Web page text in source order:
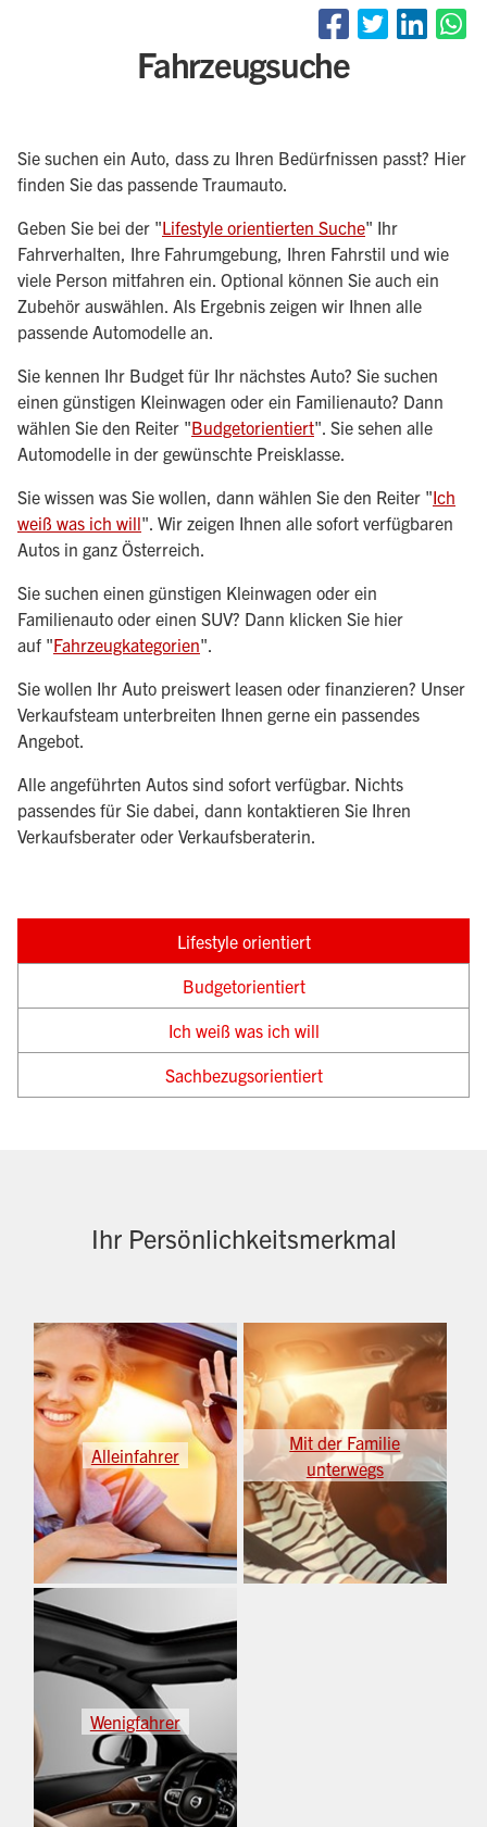
Fahrzeugsuche
Sie suchen ein Auto, dass zu Ihren Bedürfnissen passt? Hier
finden Sie das passende Traumauto.
Geben Sie bei der "Lifestyle orientierten Suche" Ihr
Fahrverhalten, Ihre Fahrumgebung, Ihren Fahrstil und wie
viele Person mitfahren ein. Optional können Sie auch ein
Zubehör auswählen. Als Ergebnis zeigen wir Ihnen alle
passende Automodelle an.
Sie kennen Ihr Budget für Ihr nächstes Auto? Sie suchen
einen günstigen Kleinwagen oder ein Familienauto? Dann
wählen Sie den Reiter "Budgetorientiert". Sie sehen alle
Automodelle in der gewünschte Preisklasse.
Sie wissen was Sie wollen, dann wählen Sie den Reiter "Ich
weiß was ich will". Wir zeigen Ihnen alle sofort verfügbaren
Autos in ganz Österreich.
Sie suchen einen günstigen Kleinwagen oder ein
Familienauto oder einen SUV? Dann klicken Sie hier
auf "Fahrzeugkategorien".
Sie wollen Ihr Auto preiswert leasen oder finanzieren? Unser
Verkaufsteam unterbreiten Ihnen gerne ein passendes
Angebot.
Alle angeführten Autos sind sofort verfügbar. Nichts
passendes für Sie dabei, dann kontaktieren Sie Ihren
Verkaufsberater oder Verkaufsberaterin.
Lifestyle orientiert
Budgetorientiert
Ich weiß was ich will
Sachbezugsorientiert
Ihr Persönlichkeitsmerkmal
Alleinfahrer
Mit der Familie
unterwegs
Wenigfahrer